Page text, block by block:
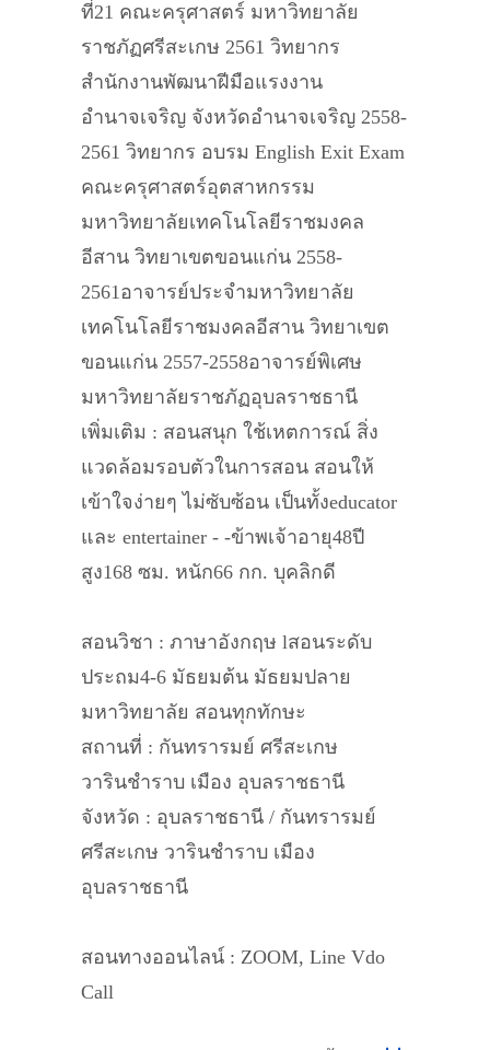
ที่21 คณะครุศาสตร์ มหาวิทยาลัย
ราชภัฏศรีสะเกษ 2561 วิทยากร
สำนักงานพัฒนาฝีมือแรงงาน
อำนาจเจริญ จังหวัดอำนาจเจริญ 2558-
2561 วิทยากร อบรม English Exit Exam
คณะครุศาสตร์อุตสาหกรรม
มหาวิทยาลัยเทคโนโลยีราชมงคล
อีสาน วิทยาเขตขอนแก่น 2558-
2561อาจารย์ประจำมหาวิทยาลัย
เทคโนโลยีราชมงคลอีสาน วิทยาเขต
ขอนแก่น 2557-2558อาจารย์พิเศษ
มหาวิทยาลัยราชภัฏอุบลราชธานี
เพิ่มเติม : สอนสนุก ใช้เหตการณ์ สิ่ง
แวดล้อมรอบตัวในการสอน สอนให้
เข้าใจง่ายๆ ไม่ซับซ้อน เป็นทั้งeducator
และ entertainer - -ข้าพเจ้าอายุ48ปี
สูง168 ซม. หนัก66 กก. บุคลิกดี
สอนวิชา : ภาษาอังกฤษ lสอนระดับ
ประถม4-6 มัธยมต้น มัธยมปลาย
มหาวิทยาลัย สอนทุกทักษะ
สถานที่ : กันทรารมย์ ศรีสะเกษ
วารินชำราบ เมือง อุบลราชธานี
จังหวัด : อุบลราชธานี / กันทรารมย์
ศรีสะเกษ วารินชำราบ เมือง
อุบลราชธานี
สอนทางออนไลน์ : ZOOM, Line Vdo
Call